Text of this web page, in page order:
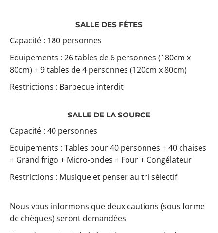
SALLE DES FÊTES
Capacité : 180 personnes
Equipements : 26 tables de 6 personnes (180cm x
80cm) + 9 tables de 4 personnes (120cm x 80cm)
Restrictions : Barbecue interdit
SALLE DE LA SOURCE
Capacité : 40 personnes
Equipements : Tables pour 40 personnes + 40 chaises
+ Grand frigo + Micro-ondes + Four + Congélateur
Restrictions : Musique et penser au tri sélectif
Nous vous informons que deux cautions (sous forme
de chèques) seront demandées.